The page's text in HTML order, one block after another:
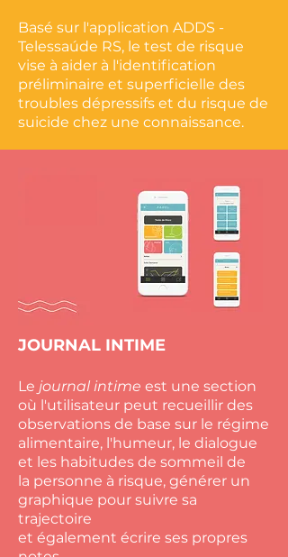
Basé sur l'application ADDS -
Telessaúde RS, le test de risque
vise à aider à l'identification
préliminaire et superficielle des
troubles dépressifs et du risque de
suicide chez une connaissance.
JOURNAL INTIME
Le journal intime est une section
où l'utilisateur peut recueillir des
observations de base sur le régime
alimentaire, l'humeur, le dialogue
et les habitudes de sommeil de
la personne à risque, générer un
graphique pour suivre sa
trajectoire
et également écrire ses propres